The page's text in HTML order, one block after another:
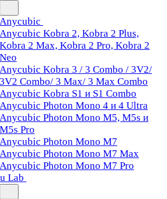
Anycubic
Anycubic Kobra 2, Kobra 2 Plus,
Kobra 2 Max, Kobra 2 Pro, Kobra 2
Neo
Anycubic Kobra 3 / 3 Combo / 3V2/
3V2 Combo/ 3 Max/ 3 Max Combo
Anycubic Kobra S1 и S1 Combo
Anycubic Photon Mono 4 и 4 Ultra
Anycubic Photon Mono M5, M5s и
M5s Pro
Anycubic Photon Mono M7
Anycubic Photon Mono M7 Max
Anycubic Photon Mono M7 Pro
Lab